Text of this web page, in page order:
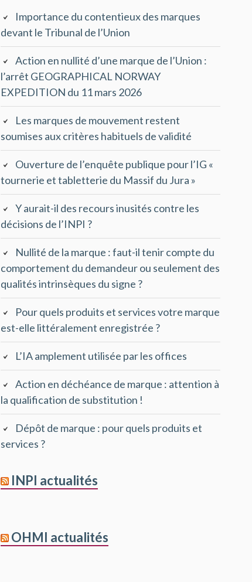
Importance du contentieux des marques
devant le Tribunal de l’Union
Action en nullité d’une marque de l’Union :
l’arrêt GEOGRAPHICAL NORWAY
EXPEDITION du 11 mars 2026
Les marques de mouvement restent
soumises aux critères habituels de validité
Ouverture de l’enquête publique pour l’IG «
tournerie et tabletterie du Massif du Jura »
Y aurait-il des recours inusités contre les
décisions de l’INPI ?
Nullité de la marque : faut-il tenir compte du
comportement du demandeur ou seulement des
qualités intrinsèques du signe ?
Pour quels produits et services votre marque
est-elle littéralement enregistrée ?
L’IA amplement utilisée par les offices
Action en déchéance de marque : attention à
la qualification de substitution !
Dépôt de marque : pour quels produits et
services ?
INPI actualités
OHMI actualités